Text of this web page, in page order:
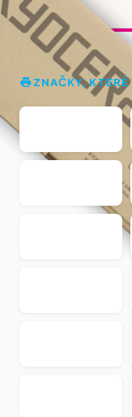
ZNAČKY, KTERÉ